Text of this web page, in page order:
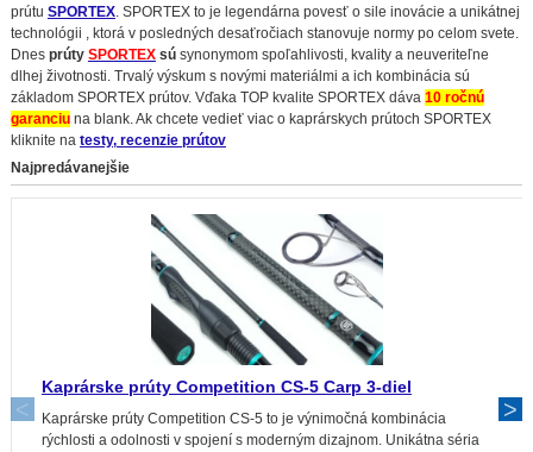
prútu SPORTEX. SPORTEX to je legendárna povesť o sile inovácie a unikátnej
technológii , ktorá v posledných desaťročiach stanovuje normy po celom svete.
Dnes prúty SPORTEXsú synonymom spoľahlivosti, kvality a neuveriteľne
dlhej životnosti. Trvalý výskum s novými materiálmi a ich kombinácia sú
základom SPORTEX prútov. Vďaka TOP kvalite SPORTEX dáva 10 ročnú
garanciuna blank. Ak chcete vedieť viac o kaprárskych prútoch SPORTEX
kliknite na testy, recenzie prútov
Najpredávanejšie
Kaprárske prúty Competition CS-5 Carp 3-diel
Kaprárske prúty Competition CS-5 to je výnimočná kombinácia
rýchlosti a odolnosti v spojení s moderným dizajnom. Unikátna séria